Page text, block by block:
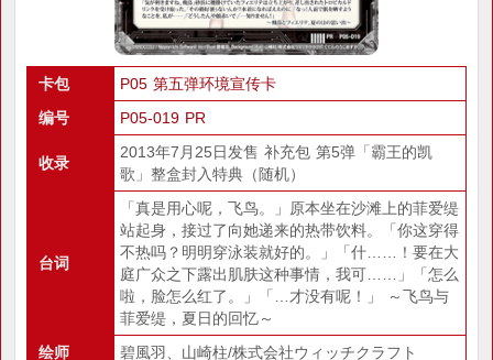
卡包
P05 第五弹环境宣传卡
编号
P05-019 PR
收录
2013年7月25日发售 补充包 第5弹「霸王的凯
歌」整盒封入特典（随机）
台词
「真是用心呢，飞鸟。」原本坐在沙滩上的菲爱缇
站起身，接过了向她递来的热带饮料。「你这穿得
不热吗？明明穿泳装就好的。」「什……！要在大
庭广众之下露出肌肤这种事情，我可……」「怎么
啦，脸怎么红了。」「…才没有呢！」 ～飞鸟与
菲爱缇，夏日的回忆～
绘师
碧風羽、山崎柱/株式会社ウィッチクラフト